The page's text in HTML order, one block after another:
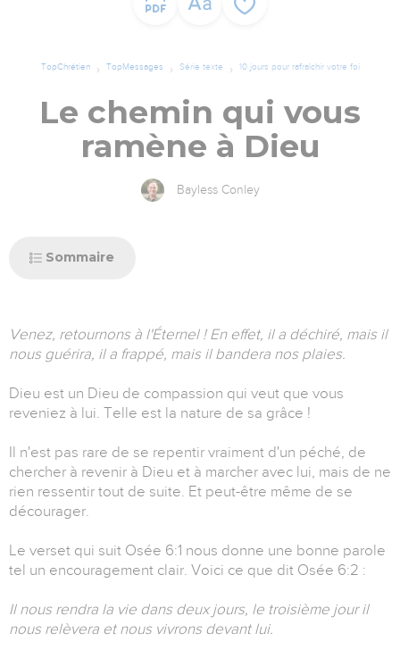
TopChrétien TopMessages Série texte 10 jours pour rafraîchir votre foi
Le chemin qui vous
ramène à Dieu
Bayless Conley
Sommaire
Venez, retournons à l'Éternel ! En effet, il a déchiré, mais il
nous guérira, il a frappé, mais il bandera nos plaies.
Dieu est un Dieu de compassion qui veut que vous
reveniez à lui. Telle est la nature de sa grâce !
Il n'est pas rare de se repentir vraiment d'un péché, de
chercher à revenir à Dieu et à marcher avec lui, mais de ne
rien ressentir tout de suite. Et peut-être même de se
décourager.
Le verset qui suit Osée 6:1 nous donne une bonne parole
tel un encouragement clair. Voici ce que dit Osée 6:2 :
Il nous rendra la vie dans deux jours, le troisième jour il
nous relèvera et nous vivrons devant lui.